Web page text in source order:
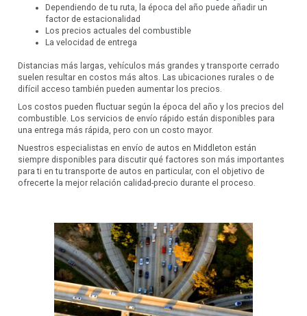
Dependiendo de tu ruta, la época del año puede añadir un
factor de estacionalidad
Los precios actuales del combustible
La velocidad de entrega
Distancias más largas, vehículos más grandes y transporte cerrado
suelen resultar en costos más altos. Las ubicaciones rurales o de
difícil acceso también pueden aumentar los precios.
Los costos pueden fluctuar según la época del año y los precios del
combustible. Los servicios de envío rápido están disponibles para
una entrega más rápida, pero con un costo mayor.
Nuestros especialistas en envío de autos en Middleton están
siempre disponibles para discutir qué factores son más importantes
para ti en tu transporte de autos en particular, con el objetivo de
ofrecerte la mejor relación calidad-precio durante el proceso.